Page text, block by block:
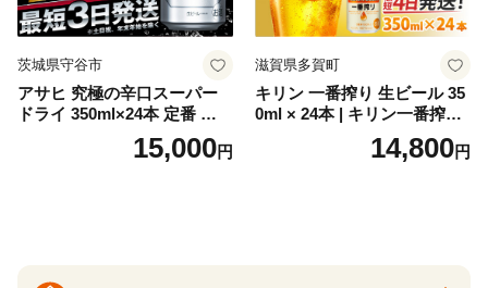
茨城県守谷市
アサヒ 究極の辛口スーパー
ドライ 350ml×24本 定番 ビー
ル 缶ビール 酒 お酒 アルコー
15,000円
滋賀県多賀町
キリン 一番搾り 生ビール 35
0ml × 24本 | キリン一番搾り
キリンビール 一番搾り ビー
ル 24缶 きりんいちばんしぼ
14,800円